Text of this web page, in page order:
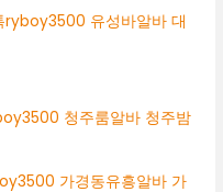
ryboy3500 유성바알바 대
청주룸알바 청주밤
가경동유흥알바 가